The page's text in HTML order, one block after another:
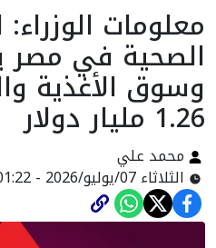
معلومات
الصحية في مصر
وسوق الأغذية
1.26 مليار دولار
محمد علي
الثلاثاء 07/يوليو/2026 - 01:22 م